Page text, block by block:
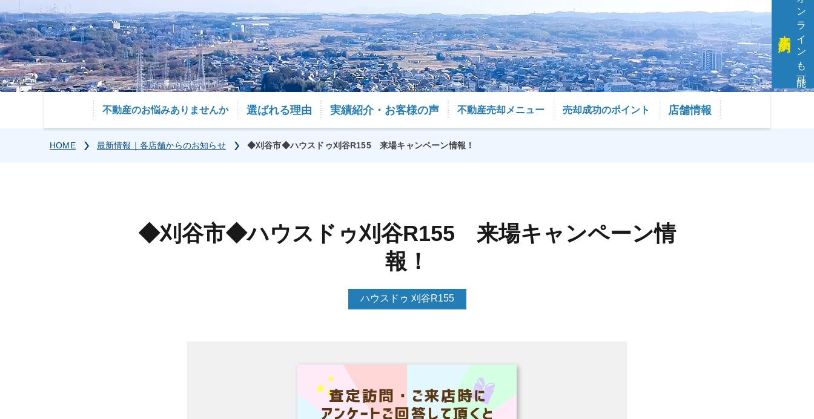
オンラインも可能
不動産のお悩みありませんか 選ばれる理由 実績紹介・お客様の声 不動産売却メニュー 売却成功のポイント 店舗情報
HOME 最新情報｜各店舗からのお知らせ ◆刈谷市◆ハウスドゥ刈谷R155 来場キャンペーン情報！
◆刈谷市◆ハウスドゥ刈谷R155 来場キャンペーン情
報！
ハウスドゥ 刈谷R155